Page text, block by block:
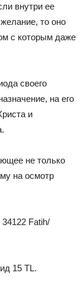
внутри ее
то оно
с которым даже
своего
на его
и
не только
на осмотр
Fatih/
15 TL.